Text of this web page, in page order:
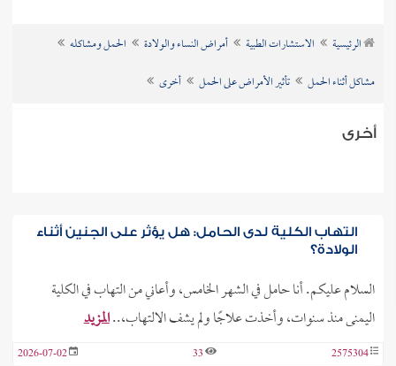
الرئيسية الاستشارات الطبية أمراض النساء والولادة
الحمل ومشاكله
مشاكل أثناء الحمل
تأثير الأمراض على الحمل أخرى
أخرى
التهاب الكلية لدى الحامل: هل يؤثر على الجنين أثناء
الولادة؟
السلام عليكم. أنا حامل في الشهر الخامس، وأعاني من التهاب في الكلية
اليمنى منذ سنوات، وأخذت علاجًا ولم يشف الالتهاب،..المزيد
2575304
33
2026-07-02